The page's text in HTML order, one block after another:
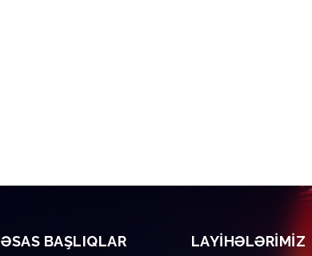
ƏSAS BAŞLIQLAR LAYIHƏLƏRIMIZ